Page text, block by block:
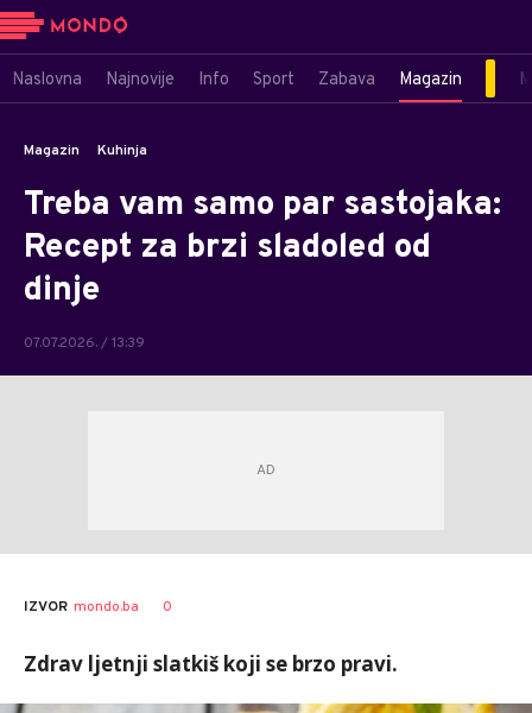
Naslovna Najnovije Info Sport Zabava Magazin
Magazin Kuhinja
Treba vam samo par sastojaka:
Recept za brzi sladoled od
dinje
07.07.2026. / 13:39
IZVOR mondo.ba 0
Zdrav ljetnji slatkiš koji se brzo pravi.